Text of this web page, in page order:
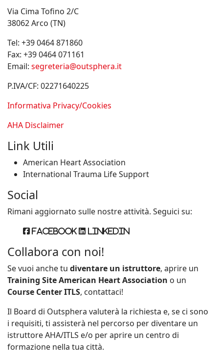
Via Cima Tofino 2/C
38062 Arco (TN)
Tel: +39 0464 871860
Fax: +39 0464 071161
Email: segreteria@outsphera.it
P.IVA/CF: 02271640225
Informativa Privacy/Cookies
AHA Disclaimer
Link Utili
American Heart Association
International Trauma Life Support
Social
Rimani aggiornato sulle nostre attività. Seguici su:
Facebook Linkedin
Collabora con noi!
Se vuoi anche tu diventare un istruttore, aprire un
Training Site American Heart Association o un
Course Center ITLS, contattaci!
Il Board di Outsphera valuterà la richiesta e, se ci sono
i requisiti, ti assisterà nel percorso per diventare un
istruttore AHA/ITLS e/o per aprire un centro di
formazione nella tua città.